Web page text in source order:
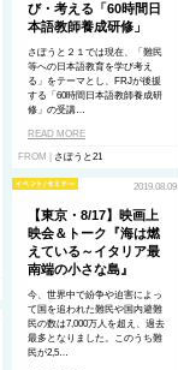
び・考える「60時間日
本語教師養成研修」
さぽうと２１では現在、「難民
等への日本語教育を学び考え
る」をテーマとし、FRJが後援
する「60時間日本語教師養成研
修」の受講…
READ MORE
FROM | さぽうと21
2019.08.09
【東京・8/17】映画上
映会＆トーク『海は燃
えている～イタリア最
南端の小さな島』
今、世界中で紛争や迫害によっ
て国を追われた難民や国内避難
民の数は7,000万人を超え、過去
最多となりました。このうち難
民が2,5…